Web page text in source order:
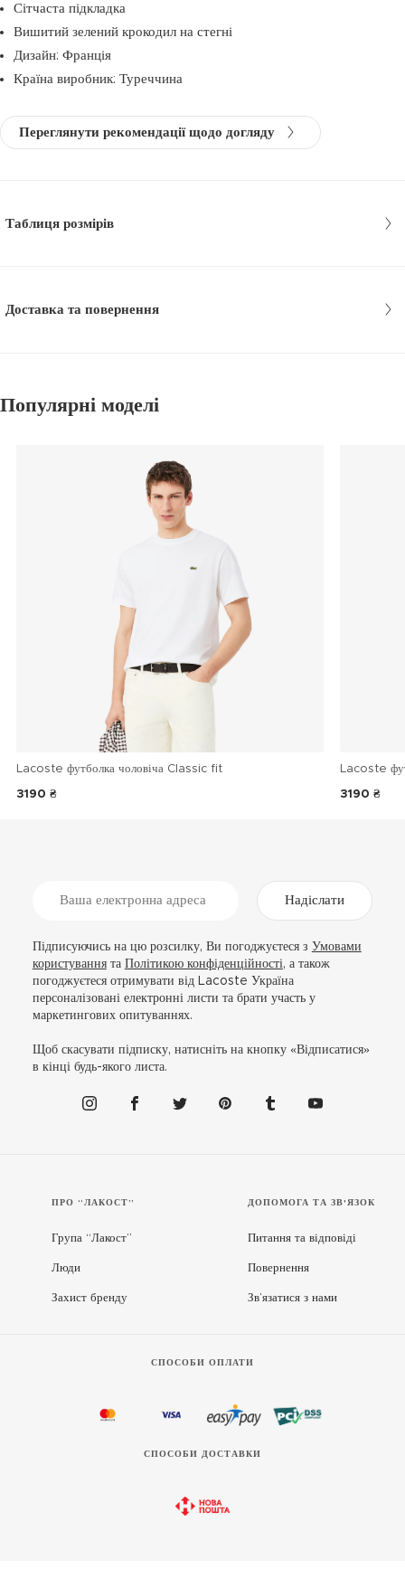
Сітчаста підкладка
Вишитий зелений крокодил на стегні
Дизайн: Франція
Країна виробник: Туреччина
Переглянути рекомендації щодо догляду
Таблиця розмірів
Доставка та повернення
Популярні моделі
Lacoste футболка чоловіча Classic fit
3190 ₴
Lacoste
3190 ₴
Надіслати
Підписуючись на цю розсилку, Ви погоджуєтеся з Умовами
користуваннята Політикою конфіденційності, а також
погоджуєтеся отримувати від Lacoste Україна
персоналізовані електронні листи та брати участь у
маркетингових опитуваннях.
Щоб скасувати підписку, натисніть на кнопку «Відписатися»
в кінці будь-якого листа.
ПРО “ЛАКОСТ”
Група “Лакост”
Люди
Захист бренду
ДОПОМОГА ТА ЗВ'ЯЗОК
Питання та відповіді
Повернення
Зв’язатися з нами
СПОСОБИ ОПЛАТИ
СПОСОБИ ДОСТАВКИ